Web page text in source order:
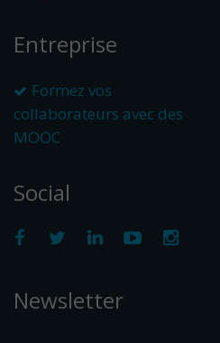
Entreprise
Formez vos
collaborateurs avec des
MOOC
Social
Newsletter